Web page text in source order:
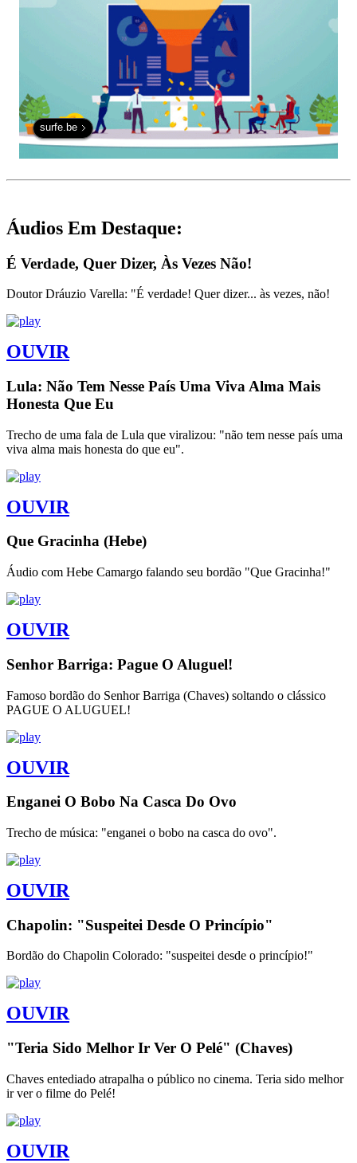
surfe.be
Áudios Em Destaque:
É Verdade, Quer Dizer, Às Vezes Não!
Doutor Dráuzio Varella: "É verdade! Quer dizer... às vezes, não!
OUVIR
Lula: Não Tem Nesse País Uma Viva Alma Mais
Honesta Que Eu
Trecho de uma fala de Lula que viralizou: "não tem nesse país uma
viva alma mais honesta do que eu".
OUVIR
Que Gracinha (Hebe)
Áudio com Hebe Camargo falando seu bordão "Que Gracinha!"
OUVIR
Senhor Barriga: Pague O Aluguel!
Famoso bordão do Senhor Barriga (Chaves) soltando o clássico
PAGUE O ALUGUEL!
OUVIR
Enganei O Bobo Na Casca Do Ovo
Trecho de música: "enganei o bobo na casca do ovo".
OUVIR
Chapolin: "Suspeitei Desde O Princípio"
Bordão do Chapolin Colorado: "suspeitei desde o princípio!"
OUVIR
"Teria Sido Melhor Ir Ver O Pelé" (Chaves)
Chaves entediado atrapalha o público no cinema. Teria sido melhor
ir ver o filme do Pelé!
OUVIR